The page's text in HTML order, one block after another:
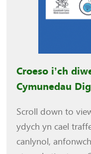
Croeso i’ch
Cymunedau
Scroll down to
ydych yn cael
canlynol,